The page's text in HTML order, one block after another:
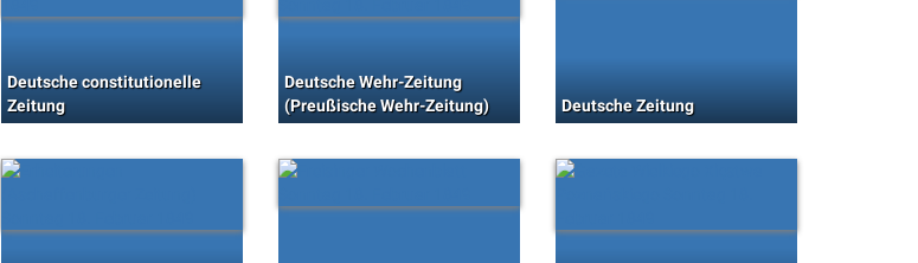
Deutsche constitutionelle
Zeitung
Deutsche Wehr-Zeitung
(Preußische Wehr-Zeitung)
Deutsche Zeitung